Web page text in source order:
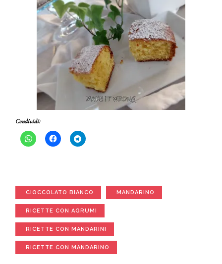
Condividi:
CIOCCOLATO BIANCO MANDARINO
RICETTE CON AGRUMI
RICETTE CON MANDARINI
RICETTE CON MANDARINO